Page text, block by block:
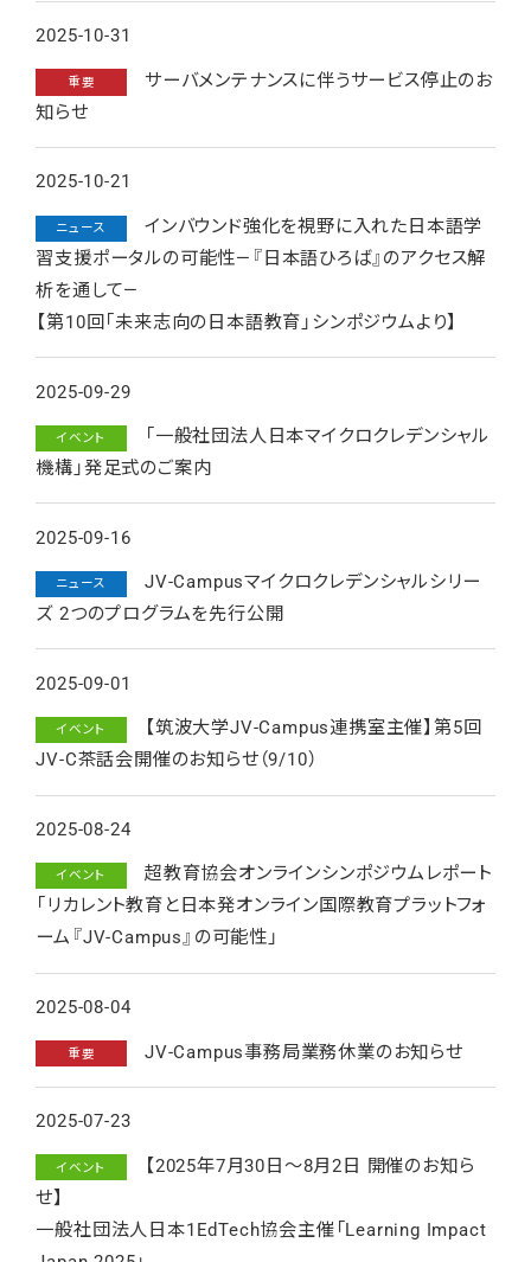
2025-10-31
重要
サーバメンテナンスに伴うサービス停止のお
知らせ
2025-10-21
ニュース
インバウンド強化を視野に入れた日本語学
習支援ポータルの可能性―『日本語ひろば』のアクセス解
析を通して―
【第10回「未来志向の日本語教育」シンポジウムより】
2025-09-29
イベント
「一般社団法人日本マイクロクレデンシャル
機構」発足式のご案内
2025-09-16
ニュース
JV-Campusマイクロクレデンシャルシリー
ズ 2つのプログラムを先行公開
2025-09-01
イベント
【筑波大学JV-Campus連携室主催】第5回
JV-C茶話会開催のお知らせ（9/10）
2025-08-24
イベント
超教育協会オンラインシンポジウムレポート
「リカレント教育と日本発オンライン国際教育プラットフォ
ーム『JV-Campus』の可能性」
2025-08-04
重要 JV-Campus事務局業務休業のお知らせ
2025-07-23
イベント
【2025年7月30日～8月2日 開催のお知ら
せ】
一般社団法人日本1EdTech協会主催「Learning Impact